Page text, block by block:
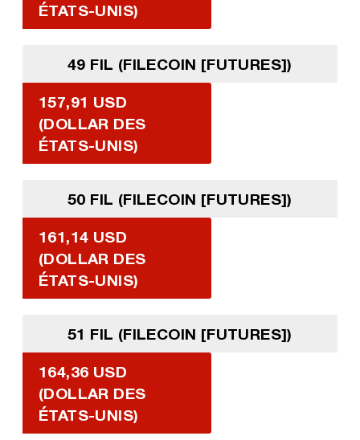
ÉTATS-UNIS)
49 FIL (FILECOIN [FUTURES])
157,91 USD
(DOLLAR DES
ÉTATS-UNIS)
50 FIL (FILECOIN [FUTURES])
161,14 USD
(DOLLAR DES
ÉTATS-UNIS)
51 FIL (FILECOIN [FUTURES])
164,36 USD
(DOLLAR DES
ÉTATS-UNIS)